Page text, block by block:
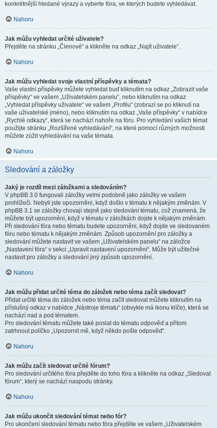
konkrétnější hledané výrazy a vyberte fóra, ve kterých budete vyhledávat.
Nahoru
Jak můžu vyhledat určité uživatele?
Přejděte na stránku „Členové“ a klikněte na odkaz „Najít uživatele“.
Nahoru
Jak můžu vyhledat svoje vlastní příspěvky a témata?
Vaše vlastní příspěvky můžete vyhledat buď kliknutím na odkaz „Zobrazit vaše
příspěvky“ ve vašem „Uživatelském panelu“, nebo kliknutím na odkaz
„Vyhledat příspěvky uživatele“ ve vašem „Profilu“ (zobrazí se po kliknutí na
vaše uživatelské jméno), nebo kliknutím na odkaz „Vaše příspěvky“ v nabídce
„Rychlé odkazy“, která se nachází nahoře na fóru. Pro vyhledání vašich témat
použijte stránku „Rozšířené vyhledávání“, na které pomocí různých možnosti
můžete zúžit vyhledávání na vaše témata.
Nahoru
Sledování a záložky
Jaký je rozdíl mezi záložkami a sledováním?
V phpBB 3.0 fungovali záložky velmi podobně jako záložky ve vašem
prohlížeči. Nebyli jste upozorněni, když došlo v tématu k nějakým změnám. V
phpBB 3.1 se záložky chovají stejně jako sledování tématu, což znamená, že
můžete být upozorněni, když v tématu v záložkách dojde k nějakým změnám.
Při sledování fóra nebo tématu budete upozorněni, když dojde ve sledovaném
fóru nebo tématu k nějakým změnám. Způsob upozornění pro záložky a
sledování můžete nastavit ve vašem „Uživatelském panelu“ na záložce
„Nastavení fóra“ v sekci „Upravit nastavení upozornění“. Může být užitečné
nastavit pro záložky a sledování jiný způsob upozornění.
Nahoru
Jak můžu přidat určité téma do záložek nebo téma začít sledovat?
Přidat určité téma do záložek nebo téma začít sledovat můžete kliknutím na
příslušný odkaz v nabídce „Nástroje tématu“ (obvykle má ikonu klíče), která se
nachází nad a pod tématem.
Pro sledování tématu můžete také poslat do tématu odpověď a přitom
zatrhnout políčko „Upozornit mě, když někdo pošle odpověď“.
Nahoru
Jak můžu začít sledovat určité fórum?
Pro sledování určitého fóra přejděte do toho fóra a klikněte na odkaz „Sledovat
fórum“, který se nachází naspodu stránky.
Nahoru
Jak můžu ukončit sledování témat nebo fór?
Pro ukončení sledování tématu nebo fóra přejděte ve vašem „Uživatelském